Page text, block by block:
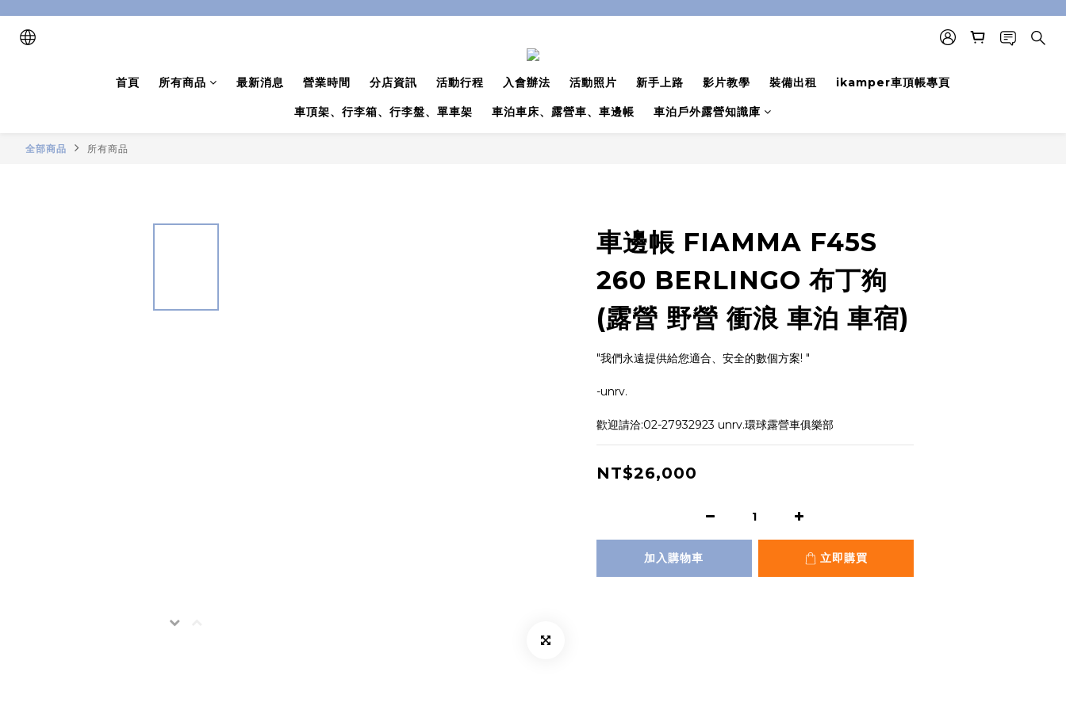
首頁 所有商品 最新消息 營業時間 分店資訊 活動行程 入會辦法 活動照片 新手上路 影片教學 裝備出租 ikamper車頂帳專頁
車頂架、行李箱、行李盤、單車架 車泊車床、露營車、車邊帳 車泊戶外露營知識庫
全部商品 所有商品
車邊帳 FIAMMA F45S
260 BERLINGO 布丁狗
(露營 野營 衝浪 車泊 車宿)
"我們永遠提供給您適合、安全的數個方案! "
-unrv.
歡迎請洽:02-27932923 unrv.環球露營車俱樂部
NT$26,000
加入購物車 立即購買